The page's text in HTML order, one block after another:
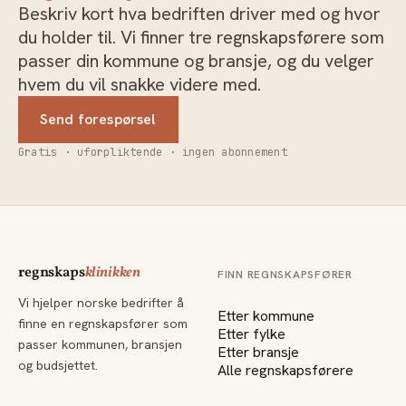
Beskriv kort hva bedriften driver med og hvor
du holder til. Vi finner tre regnskapsførere som
passer din kommune og bransje, og du velger
hvem du vil snakke videre med.
Send forespørsel
Gratis · uforpliktende · ingen abonnement
regnskapsklinikken
Vi hjelper norske bedrifter å
finne en regnskapsfører som
passer kommunen, bransjen
og budsjettet.
FINN REGNSKAPSFØRER
Etter kommune
Etter fylke
Etter bransje
Alle regnskapsførere